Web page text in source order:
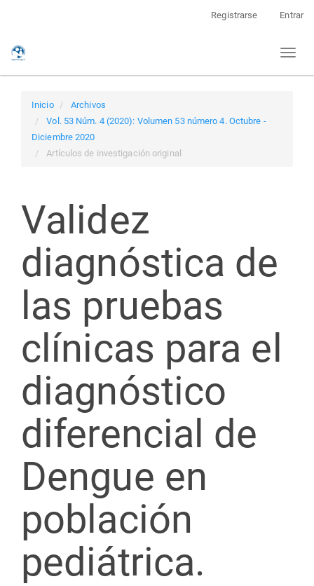
Registrarse Entrar
Toggle
Inicio
Archivos
Vol. 53 Núm. 4 (2020): Volumen 53 número 4. Octubre -
Diciembre 2020
Artículos de investigación original
Validez
diagnóstica de
las pruebas
clínicas para el
diagnóstico
diferencial de
Dengue en
población
pediátrica.